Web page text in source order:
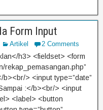
Form Input
Artikel 2 Comments
h3> <fieldset> <form
rekap_pemasangan.php”
> <input type=”date”
:</b><br/> <input
<label> <button